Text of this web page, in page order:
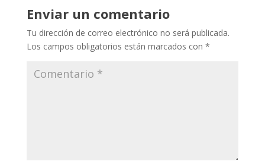
Enviar un comentario
Tu dirección de correo electrónico no será publicada.
Los campos obligatorios están marcados con *